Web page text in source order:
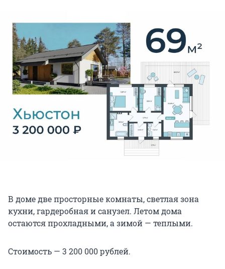
В доме две просторные комнаты, светлая зона
кухни, гардеробная и санузел. Летом дома
остаются прохладными, а зимой — теплыми.
Стоимость — 3 200 000 рублей.